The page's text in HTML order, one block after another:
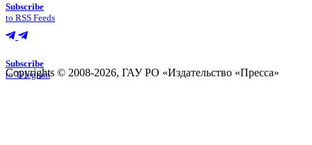
Subscribe
to RSS Feeds
Subscribe
to Telegram
Copyrights © 2008-2026, ГАУ РО «Издательство «Пресса»